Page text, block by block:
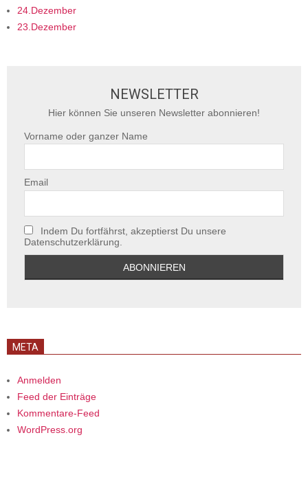
24.Dezember
23.Dezember
NEWSLETTER
Hier können Sie unseren Newsletter abonnieren!
Vorname oder ganzer Name
Email
Indem Du fortfährst, akzeptierst Du unsere
Datenschutzerklärung.
META
Anmelden
Feed der Einträge
Kommentare-Feed
WordPress.org